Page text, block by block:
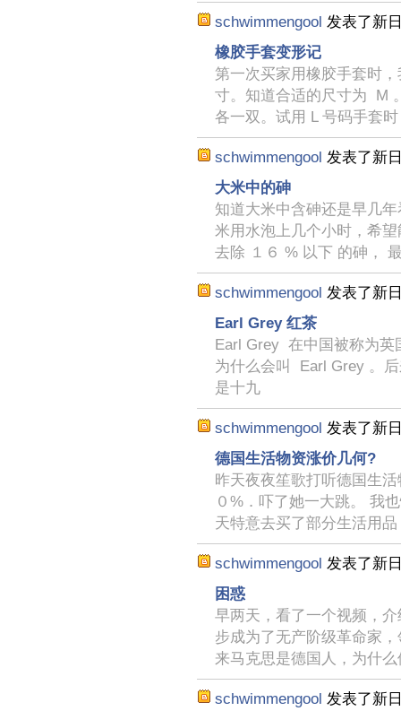
schwimmengool 发表了新
橡胶手套变形记
第一次买家用橡胶手套时
寸。知道合适的尺寸为 M
各一双。试用 L 号码手套时
schwimmengool 发表了新
大米中的砷
知道大米中含砷还是早几
米用水泡上几个小时，希
去除 １６ % 以下 的砷，
schwimmengool 发表了新
Earl Grey 红茶
Earl Grey 在中国被称为英
为什么会叫 Earl Grey 。
是十九
schwimmengool 发表了新
德国生活物资涨价几何?
昨天夜夜笙歌打听德国生
０%．吓了她一大跳。 我
天特意去买了部分生活用
schwimmengool 发表了新
困惑
早两天，看了一个视频，
步成为了无产阶级革命家
来马克思是德国人，为什么
schwimmengool 发表了新